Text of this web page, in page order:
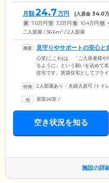
月額24.7万円 (入居金 34.0
家 7.0万円 管 3.3万円 食 10.4万円 他
二人部屋 / 36.6m2 / 2人部屋
見守りやサポートの安心と
す
心笑(ここわ)は、「ご入居者様
るように」という願いを込めて
住宅です。賃貸住宅としてプラ
安心できる住まいです。スタッ
ンサーが異常を検知した場合に
てお過ごしください。また来客
ます。
2人部屋あり・夫婦入居可 /トイ
居室26室 /
空き状況を知る
施設の詳